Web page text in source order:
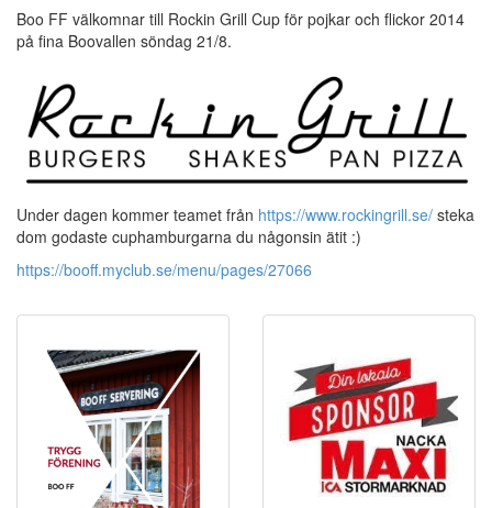
Boo FF välkomnar till Rockin Grill Cup för pojkar och flickor 2014
på fina Boovallen söndag 21/8.
Under dagen kommer teamet från https://www.rockingrill.se/ steka
dom godaste cuphamburgarna du någonsin ätit :)
https://booff.myclub.se/menu/pages/27066